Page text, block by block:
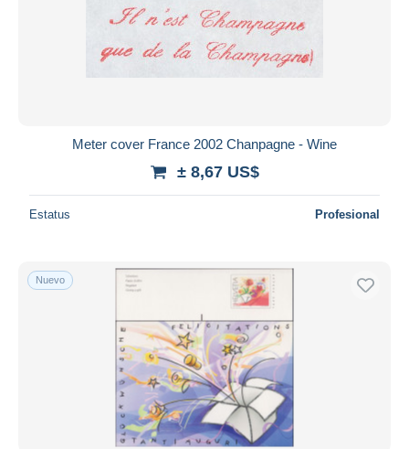
Meter cover France 2002 Chanpagne - Wine
± 8,67 US$
Estatus Profesional
Nuevo